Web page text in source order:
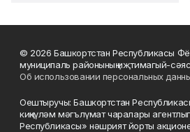
© 2026 Башкортстан Республикасы
муниципаль районының иҗтимагый-
Об использовании персональных
Оештыручы: Башкортстан
киңкүләм мәгълүмат чаралары
Республикасы» нәшрият йорты